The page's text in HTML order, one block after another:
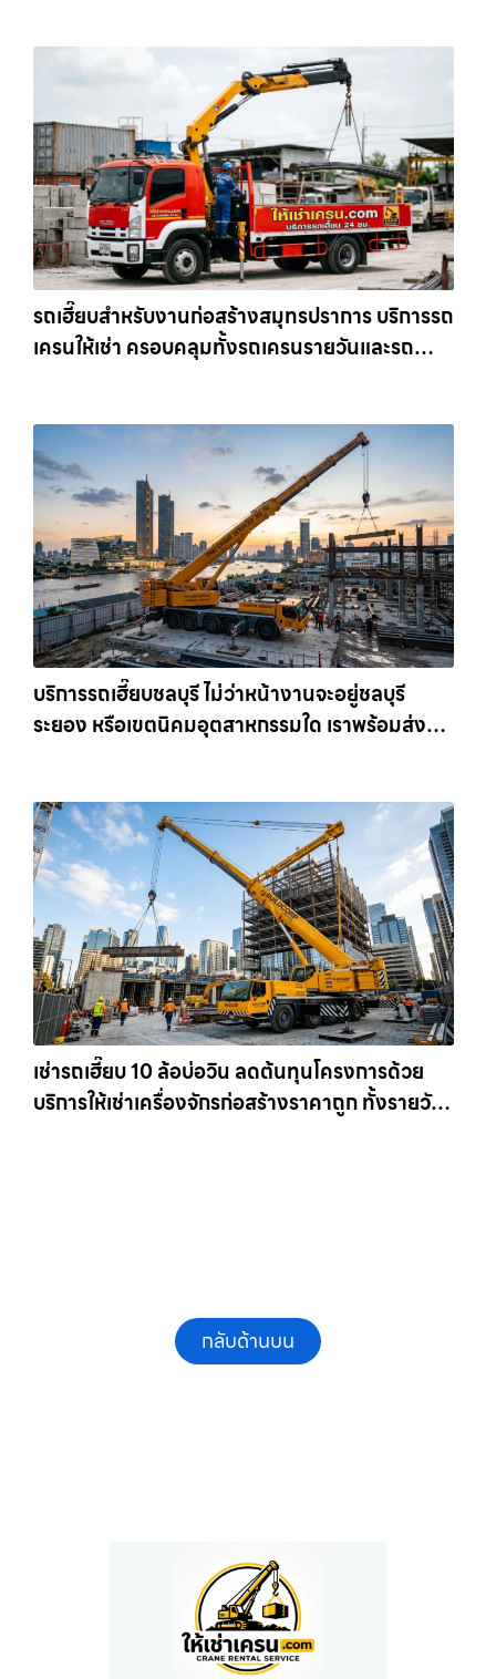
รถเฮี๊ยบสำหรับงานก่อสร้างสมุทรปราการ บริการรถ
เครนให้เช่า ครอบคลุมทั้งรถเครนรายวันและรถ
บริการรถเฮี๊ยบชลบุรี ไม่ว่าหน้างานจะอยู่ชลบุรี
ระยอง หรือเขตนิคมอุตสาหกรรมใด เราพร้อมส่งรถ
เช่ารถเฮี๊ยบ 10 ล้อบ่อวิน ลดต้นทุนโครงการด้วย
บริการให้เช่าเครื่องจักรก่อสร้างราคาถูก ทั้งรายวัน
กลับด้านบน